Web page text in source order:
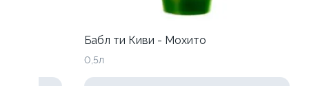
Бабл ти Киви - Мохито
0,5л